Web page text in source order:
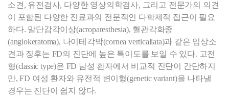
소견, 유전검사, 다양한 영상의학검사, 그리고 전문가의 의견
이 포함된 다양한 진료과의 전문적인 다학제적 접근이 필요
하다. 말단감각이상(acroparesthesia), 혈관각화종
(angiokeratoma), 나이테각막(cornea verticaliata)과 같은 임상소
견과 징후는 FD의 진단에 높은 특이도를 보일 수 있다. 고전
형(classic type)은 FD 남성 환자에서 비교적 진단이 간단하지
만, FD 여성 환자와 유전적 변이형(genetic variant)을 나타낼
경우는 진단이 쉽지 않다.